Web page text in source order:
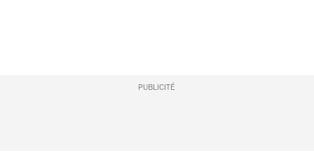
PUBLICITÉ